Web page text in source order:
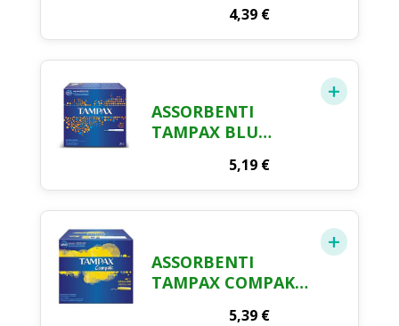
4,39 €
ASSORBENTI
TAMPAX BLU
5,19 €
ASSORBENTI
TAMPAX COMPAK
5,39 €